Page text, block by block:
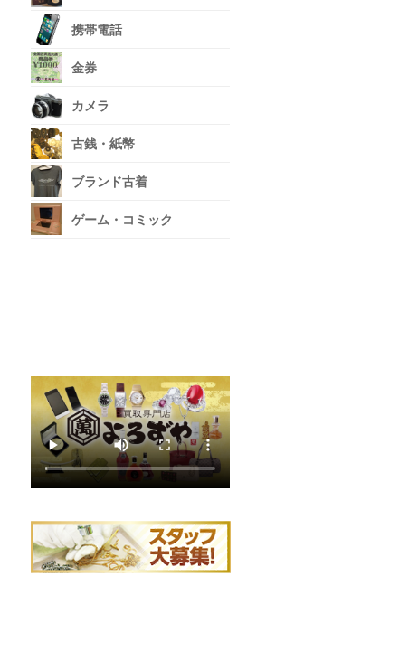
携帯電話
金券
カメラ
古銭・紙幣
ブランド古着
ゲーム・コミック